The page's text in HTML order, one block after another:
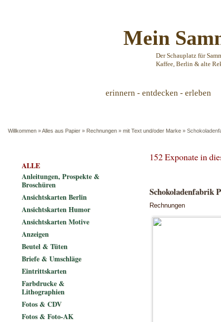
Mein
Der Schauplatz für
Kaffee, Berlin & alte
erinnern - entdecken - erleben
Willkommen »Alles aus Papier » Rechnungen » mit Text und/oder Marke »
152 Exponate in
Schokoladenfabrik
Rechnungen
ALLE
Anleitungen, Prospekte &
Broschüren
Ansichtskarten Berlin
Ansichtskarten Humor
Ansichtskarten Motive
Anzeigen
Beutel & Tüten
Briefe & Umschläge
Eintrittskarten
Farbdrucke &
Lithographien
Fotos & CDV
Fotos & Foto-AK